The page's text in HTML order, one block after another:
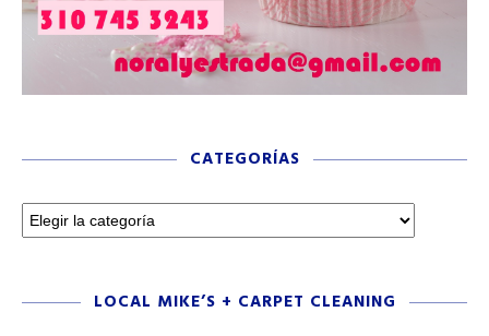
CATEGORÍAS
LOCAL MIKE’S + CARPET CLEANING